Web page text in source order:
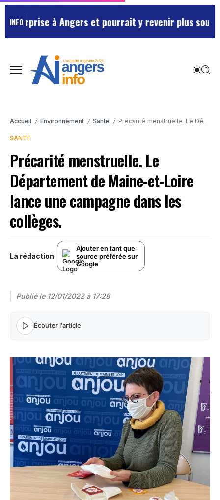
INFO à Angers et pourrait y revenir plus souvent …
Accueil / Environnement / Sante / Précarité menstruelle. Le Département de Maine-et-Loire lance une campagne dans les collèges.
SANTE
Précarité menstruelle. Le
Département de Maine-et-Loire
lance une campagne dans les
collèges.
La rédaction
Ajouter en tant que
source préférée sur
Google
Publié le 12/01/2022 à 17:28
Écouter l'article